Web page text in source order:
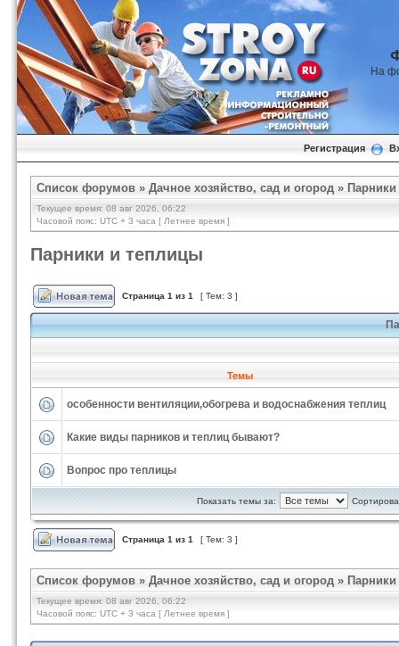
На
Регистрация
Список форумов » Дачное хозяйство, сад и огород »
Текущее время: 08 авг 2026, 06:22
Часовой пояс: UTC + 3 часа [ Летнее время ]
Парники и теплицы
Страница 1 из 1 [ Тем: 3 ]
Темы
особенности вентиляции,обогрева и водоснабжения теплиц
Какие виды парников и теплиц бывают?
Вопрос про теплицы
Показать темы за:
Страница 1 из 1 [ Тем: 3 ]
Список форумов » Дачное хозяйство, сад и огород »
Текущее время: 08 авг 2026, 06:22
Часовой пояс: UTC + 3 часа [ Летнее время ]